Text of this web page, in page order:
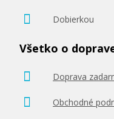
Dobierkou
Všetko o
Doprava
Obchodné